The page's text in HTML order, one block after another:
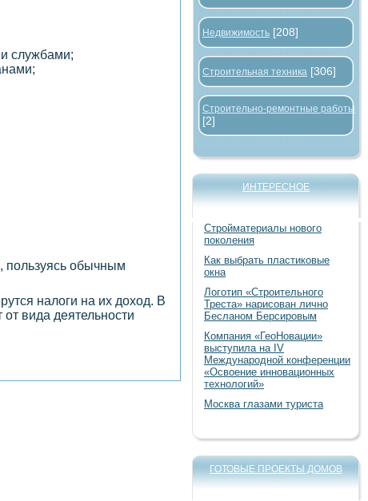
службами;
пользуясь обычным
налоги на их доход. В
вида деятельности
Недвижимость [208]
Строительная техника [306]
Строительно-ремонтные работы
[2]
ИНТЕРЕСНОЕ
Стройматериалы нового
поколения
Как выбрать пластиковые
окна
Логотип «Строительного
Треста» нарисован лично
Бесланом Берсировым
Компания «ГеоНовации»
выступила на IV
Международной конференции
«Освоение инновационных
технологий»
Москва глазами туриста
ГОТОВЫЕ ПРОЕКТЫ ДОМОВ